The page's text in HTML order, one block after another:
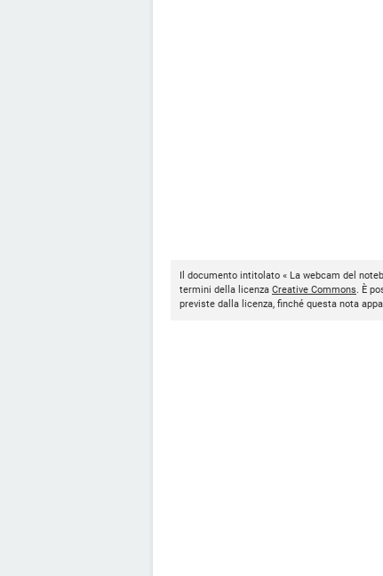
Il documento intitolato « La webcam del
termini della licenza Creative Commons. È
previste dalla licenza, finché questa nota